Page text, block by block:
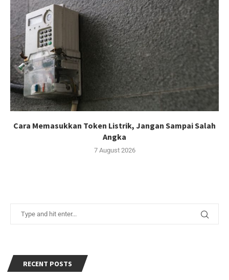
Cara Memasukkan Token Listrik, Jangan Sampai Salah
Angka
7 August 2026
RECENT POSTS